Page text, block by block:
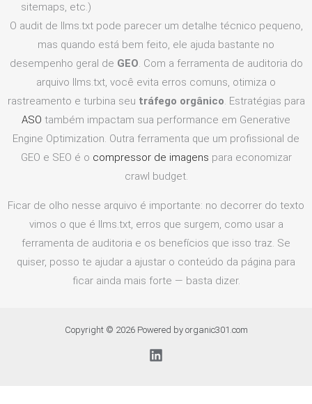
sitemaps, etc.)
O audit de llms.txt pode parecer um detalhe técnico pequeno,
mas quando está bem feito, ele ajuda bastante no
desempenho geral de GEO. Com a ferramenta de auditoria do
arquivo llms.txt, você evita erros comuns, otimiza o
rastreamento e turbina seu tráfego orgânico. Estratégias para
ASO também impactam sua performance em Generative
Engine Optimization. Outra ferramenta que um profissional de
GEO e SEO é o compressor de imagens para economizar
crawl budget.
Ficar de olho nesse arquivo é importante: no decorrer do texto
vimos o que é llms.txt, erros que surgem, como usar a
ferramenta de auditoria e os benefícios que isso traz. Se
quiser, posso te ajudar a ajustar o conteúdo da página para
ficar ainda mais forte — basta dizer.
Copyright © 2026 Powered by organic301.com